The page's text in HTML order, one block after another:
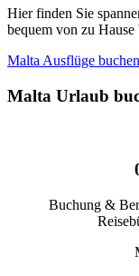
Hier finden Sie
bequem von zu Hause
Malta Ausflüge buchen
Malta Urlaub
Buchung &